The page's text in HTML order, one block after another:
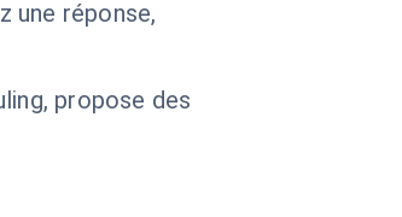
une réponse,
propose des